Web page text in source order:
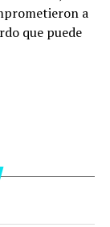
a
que puede